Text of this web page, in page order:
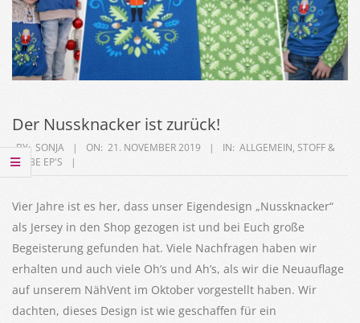
Der Nussknacker ist zurück!
2019-
11-
BY: SONJA ON: 21. NOVEMBER 2019 IN: ALLGEMEIN, STOFF &
LIEBE EP'S
Vier Jahre ist es her, dass unser Eigendesign „Nussknacker“
als Jersey in den Shop gezogen ist und bei Euch große
Begeisterung gefunden hat. Viele Nachfragen haben wir
erhalten und auch viele Oh’s und Ah’s, als wir die Neuauflage
auf unserem NähVent im Oktober vorgestellt haben. Wir
dachten, dieses Design ist wie geschaffen für ein